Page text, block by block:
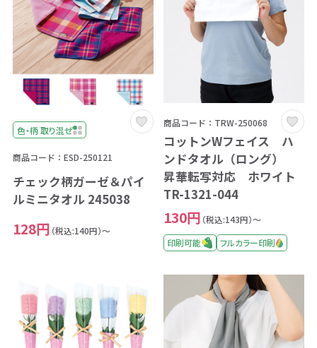
色・柄 取り混ぜ
商品コード：ESD-250121
チェック柄ガーゼ＆パイ
ルミニタオル 245038
128円 （税込:140円）～
商品コード：TRW-250068
コットンWフェイス ハ
ンドタオル（ロング）
昇華転写対応 ホワイト
TR-1321-044
130円 （税込:143円）～
印刷可能
フルカラー印刷